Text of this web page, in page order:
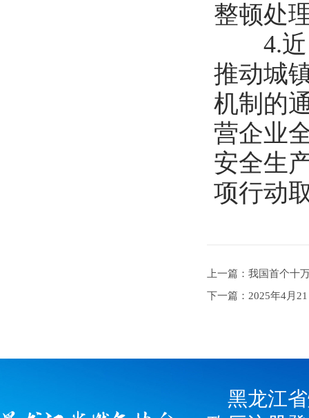
整顿处
4.近
推动城
机制的
营企业
安全生
项行动
上一篇：我国首个十
下一篇：2025年4月
黑龙江